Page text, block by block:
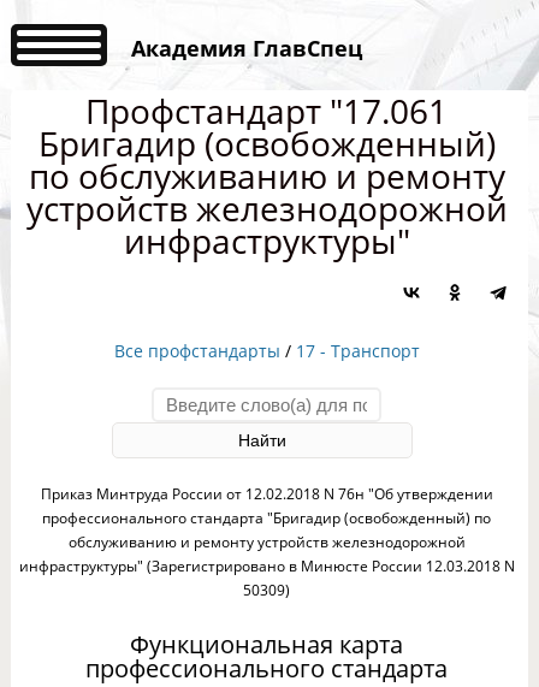
Академия ГлавСпец
Профстандарт "17.061
Бригадир (освобожденный)
по обслуживанию и ремонту
устройств железнодорожной
инфраструктуры"
Все профстандарты / 17 - Транспорт
Приказ Минтруда России от 12.02.2018 N 76н "Об утверждении
профессионального стандарта "Бригадир (освобожденный) по
обслуживанию и ремонту устройств железнодорожной
инфраструктуры" (Зарегистрировано в Минюсте России 12.03.2018 N
50309)
Функциональная карта
профессионального стандарта